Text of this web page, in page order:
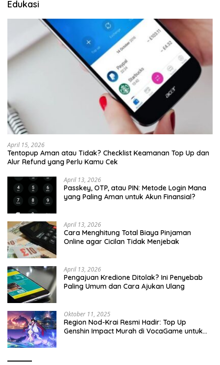
Edukasi
April 15, 2026
Tentopup Aman atau Tidak? Checklist Keamanan Top Up dan
Alur Refund yang Perlu Kamu Cek
April 13, 2026
Passkey, OTP, atau PIN: Metode Login Mana
yang Paling Aman untuk Akun Finansial?
April 13, 2026
Cara Menghitung Total Biaya Pinjaman
Online agar Cicilan Tidak Menjebak
April 13, 2026
Pengajuan Kredione Ditolak? Ini Penyebab
Paling Umum dan Cara Ajukan Ulang
Oktober 11, 2025
Region Nod-Krai Resmi Hadir: Top Up
Genshin Impact Murah di VocaGame untuk